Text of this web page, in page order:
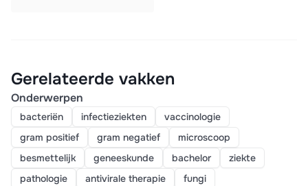
Gerelateerde vakken
Onderwerpen
bacteriën infectieziekten
vaccinologie
gram positief
gram negatief
microscoop
besmettelijk
geneeskunde bachelor
ziekte
pathologie
antivirale therapie
fungi